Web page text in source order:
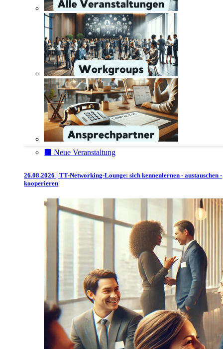
⬛️ Neue Veranstaltung
26.08.2026 | TT-Networking-Lounge: sich kennenlernen - austauschen -
kooperieren